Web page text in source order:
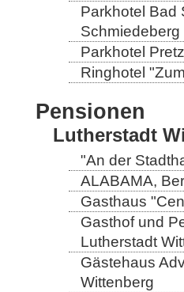
Parkhotel Bad
Schmiedeberg
Parkhotel
Ringhotel
Pensionen
Lutherstadt
"An der
ALABAMA,
Gasthaus
Gasthof und
Lutherstadt
Gästehaus
Wittenberg